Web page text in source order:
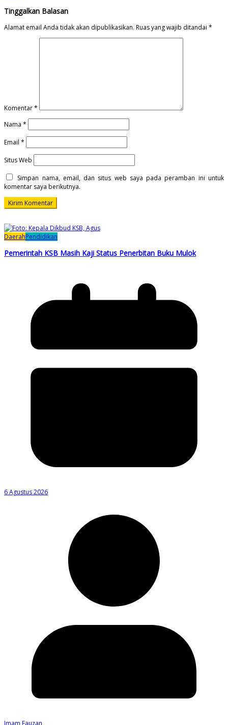
Tinggalkan Balasan
Alamat email Anda tidak akan dipublikasikan. Ruas yang wajib ditandai *
Komentar*
Nama *
Email *
Situs Web
Simpan nama, email, dan situs web saya pada peramban ini untuk
komentar saya berikutnya.
DaerahPendidikan
Pemerintah KSB Masih Kaji Status Penerbitan Buku Mulok
6 Agustus 2026